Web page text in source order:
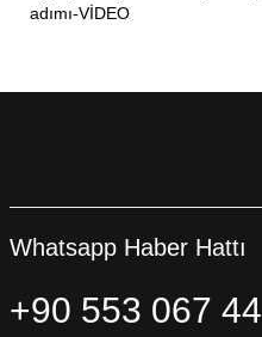
adımı-VİDEO
Whatsapp Haber Hattı
+90 553 067